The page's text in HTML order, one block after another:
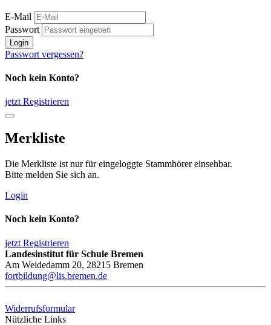
E-Mail
Passwort
Login
Passwort vergessen?
Noch kein Konto?
jetzt Registrieren
Merkliste
Die Merkliste ist nur für eingeloggte Stammhörer einsehbar.
Bitte melden Sie sich an.
Login
Noch kein Konto?
jetzt Registrieren
Landesinstitut für Schule Bremen
Am Weidedamm 20, 28215 Bremen
fortbildung@lis.bremen.de
Widerrufsformular
Nützliche Links